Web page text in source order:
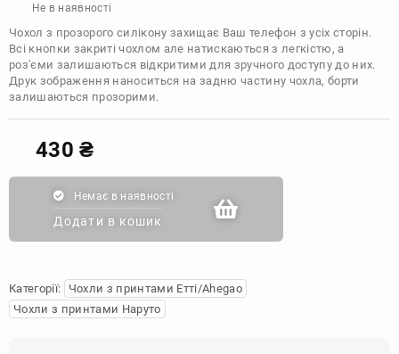
Не в наявності
Чохол з прозорого силікону захищає Ваш телефон з усіх сторін.
Всі кнопки закриті чохлом але натискаються з легкістю, а
роз'єми залишаються відкритими для зручного доступу до них.
Друк зображення наноситься на задню частину чохла, борти
залишаються прозорими.
430₴
Немає в наявності
Додати в кошик
Категорії:
Чохли з принтами Етті/Ahegao
Чохли з принтами Наруто